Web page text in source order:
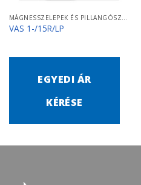
MÁGNESSZELEPEK ÉS PILLANGÓSZELEPEK
VAS 1-/15R/LP
EGYEDI ÁR
KÉRÉSE